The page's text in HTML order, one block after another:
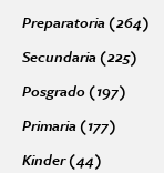
Preparatoria (264)
Secundaria (225)
Posgrado (197)
Primaria (177)
Kinder (44)